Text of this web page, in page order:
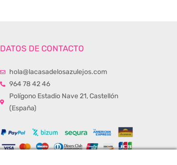
DATOS DE CONTACTO
hola@lacasadelosazulejos.com
964 78 42 46
Polígono Estadio Nave 21, Castellón
(España)